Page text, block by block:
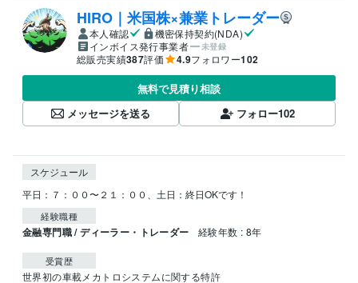
HIRO｜米国株×兼業トレーダー
本人確認
機密保持契約(NDA)
インボイス発行事業者
未登録
総販売実績387評価 4.9フォロワー102
無料で見積り相談
メッセージを送る
フォロー102
スケジュール
平日：７：００〜２１：００、土日：終日OKです！
経験職種
金融専門職 / ディーラー・トレーダー 経験年数 : 8年
受賞歴
世界初の車載メカトロシステムに関する特許